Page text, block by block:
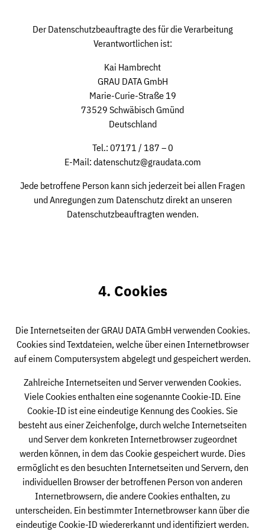
Der Datenschutzbeauftragte des für die Verarbeitung
Verantwortlichen ist:
Kai Hambrecht
GRAU DATA GmbH
Marie-Curie-Straße 19
73529 Schwäbisch Gmünd
Deutschland
Tel.: 07171 / 187 – 0
E-Mail: datenschutz@graudata.com
Jede betroffene Person kann sich jederzeit bei allen Fragen
und Anregungen zum Datenschutz direkt an unseren
Datenschutzbeauftragten wenden.
4. Cookies
Die Internetseiten der GRAU DATA GmbH verwenden Cookies.
Cookies sind Textdateien, welche über einen Internetbrowser
auf einem Computersystem abgelegt und gespeichert werden.
Zahlreiche Internetseiten und Server verwenden Cookies.
Viele Cookies enthalten eine sogenannte Cookie-ID. Eine
Cookie-ID ist eine eindeutige Kennung des Cookies. Sie
besteht aus einer Zeichenfolge, durch welche Internetseiten
und Server dem konkreten Internetbrowser zugeordnet
werden können, in dem das Cookie gespeichert wurde. Dies
ermöglicht es den besuchten Internetseiten und Servern, den
individuellen Browser der betroffenen Person von anderen
Internetbrowsern, die andere Cookies enthalten, zu
unterscheiden. Ein bestimmter Internetbrowser kann über die
eindeutige Cookie-ID wiedererkannt und identifiziert werden.